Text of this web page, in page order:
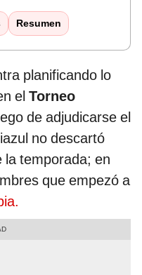
Resumen
planificando lo
el Torneo
de adjudicarse el
no descartó
la temporada; en
que empezó a